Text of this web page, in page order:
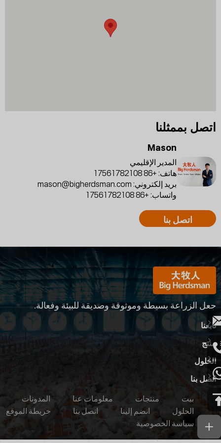
اتصل بممثلنا
Mason
المدير الإقليمي
هاتف: +86 17561782108
بريد إلكتروني: mason@bigherdsman.com
واتساب: +86 17561782108
اتصل بنا
جعل الزراعة بسيطة وموثوقة وصديقة للبيئة وفعالة.
تابعنا
منتج
الحلول
اتصل بنا
بيت
منتجات معلومات عنا
المدونات
الحلول
انضم إلينا اتصل بنا
خريطة الموقع
سياسة الخصوصية